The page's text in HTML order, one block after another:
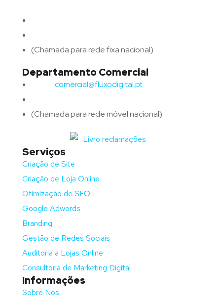
(Chamada para rede fixa nacional)
Departamento Comercial
comercial@fluxodigital.pt
(Chamada para rede móvel nacional)
Serviços
Criação de Site
Criação de Loja Online
Otimização de SEO
Google Adwords
Branding
Gestão de Redes Sociais
Auditoria a Lojas Online
Consultoria de Marketing Digital
Informações
Sobre Nós